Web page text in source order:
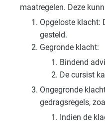
maatregelen. Deze
Opgeloste klacht:
gesteld.
Gegronde klacht:
Bindend
De cursist
Ongegronde
gedragsregels,
Indien de